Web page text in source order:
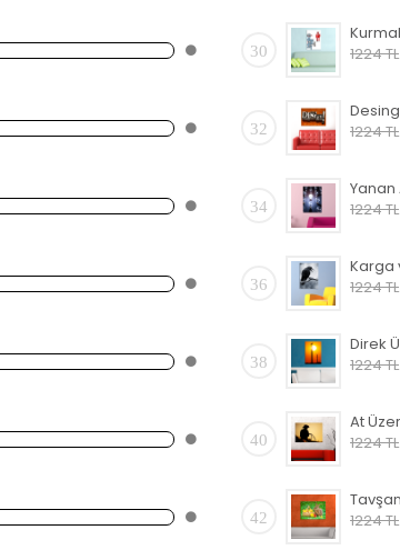
30
1224 TL
32
1224 TL
34
1224 TL
36
1224 TL
38
1224 TL
40
1224 TL
42
1224 TL